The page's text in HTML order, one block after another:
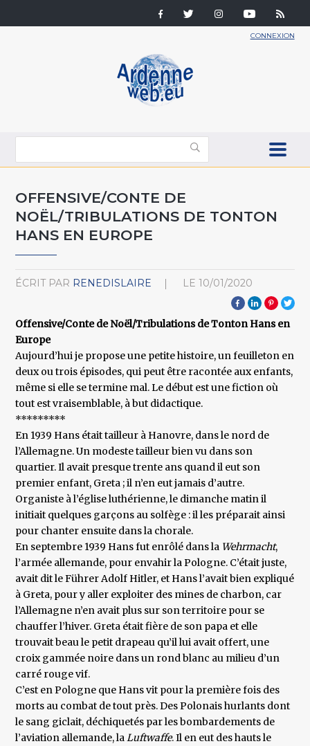
CONNEXION
OFFENSIVE/CONTE DE
NOËL/TRIBULATIONS DE TONTON
HANS EN EUROPE
ÉCRIT PAR RENEDISLAIRE LE 10/01/2020
Offensive/Conte de Noël/Tribulations de Tonton Hans en
Europe
Aujourd’hui je propose une petite histoire, un feuilleton en
deux ou trois épisodes, qui peut être racontée aux enfants,
même si elle se termine mal. Le début est une fiction où
tout est vraisemblable, à but didactique.
*********
En 1939 Hans était tailleur à Hanovre, dans le nord de
l’Allemagne. Un modeste tailleur bien vu dans son
quartier. Il avait presque trente ans quand il eut son
premier enfant, Greta ; il n’en eut jamais d’autre.
Organiste à l’église luthérienne, le dimanche matin il
initiait quelques garçons au solfège : il les préparait ainsi
pour chanter ensuite dans la chorale.
En septembre 1939 Hans fut enrôlé dans la Wehrmacht,
l’armée allemande, pour envahir la Pologne. C’était juste,
avait dit le Führer Adolf Hitler, et Hans l’avait bien expliqué
à Greta, pour y aller exploiter des mines de charbon, car
l’Allemagne n’en avait plus sur son territoire pour se
chauffer l’hiver. Greta était fière de son papa et elle
trouvait beau le petit drapeau qu’il lui avait offert, une
croix gammée noire dans un rond blanc au milieu d’un
carré rouge vif.
C’est en Pologne que Hans vit pour la première fois des
morts au combat de tout près. Des Polonais hurlants dont
le sang giclait, déchiquetés par les bombardements de
l’aviation allemande, laLuftwaffe. Il en eut des hauts le